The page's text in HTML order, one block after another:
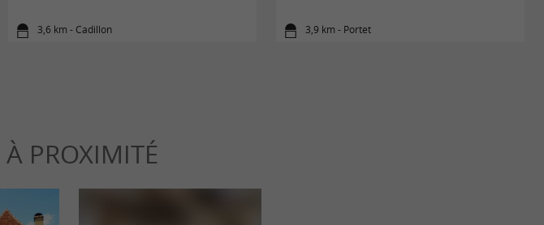
3,6 km - Cadillon 3,9 km - Portet
À PROXIMITÉ